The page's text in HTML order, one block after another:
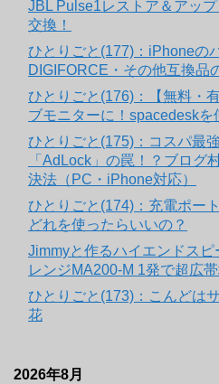
JBL Pulse1レストア＆アッ
交換！
ひとりごと(177)：iPhoneの
DIGIFORCE・その他互換品
ひとりごと(176)：【無料・
ブモニターに！spacedesk
ひとりごと(175)：コスパ最
「AdLock」の罠！？ブログ
決法（PC・iPhone対応）
ひとりごと(174)：充電ポー
どれを使ったらいいの？
Jimmyと作るハイエンドス
レンジMA200-M 1発で超広
ひとりごと(173)：こんどは
花
2026年8月